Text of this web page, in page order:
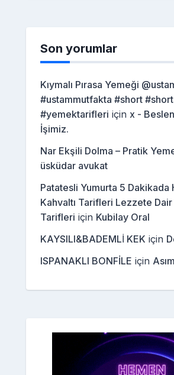
Son yorumlar
Kıymalı Pırasa Yemeği
#ustammutfakta #short
#yemektarifleri için x -
İşimiz.
Nar Ekşili Dolma – Pratik
üsküdar avukat
Patatesli Yumurta 5 Dakikada
Kahvaltı Tarifleri Lezzete
Tarifleri için Kubilay Oral
KAYSILI&BADEMLİ KEK için
ISPANAKLI BONFİLE için Asım